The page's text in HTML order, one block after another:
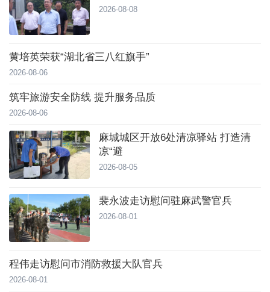
2026-08-08
黄培英荣获“湖北省三八红旗手”
2026-08-06
筑牢旅游安全防线 提升服务品质
2026-08-06
麻城城区开放6处清凉驿站 打造清
凉“避
2026-08-05
裴永波走访慰问驻麻武警官兵
2026-08-01
程伟走访慰问市消防救援大队官兵
2026-08-01